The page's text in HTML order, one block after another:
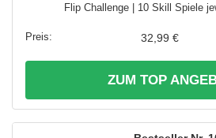
Flip Challenge | 10 Skill Spiele
32,99 €
ZUM TOP